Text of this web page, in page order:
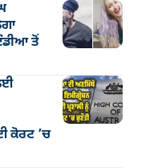
ਤੋਂ
ਕੋਰਟ ’ਚ